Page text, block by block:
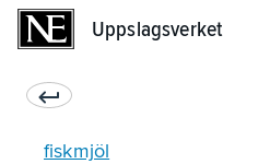
Uppslagsverket
fiskmjöl